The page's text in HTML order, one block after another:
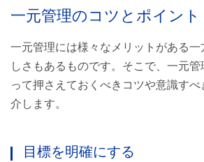
一元管理のコツとポイント
一元管理には様々なメリットがある
しさもあるものです。そこで、一元
って押さえておくべきコツや意識す
介します。
目標を明確にする